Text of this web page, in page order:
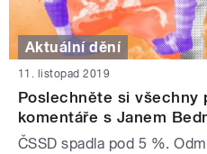
Aktuální dění
11. listopad 2019
Poslechněte si všechny
komentáře s Janem
ČSSD spadla pod 5 %.